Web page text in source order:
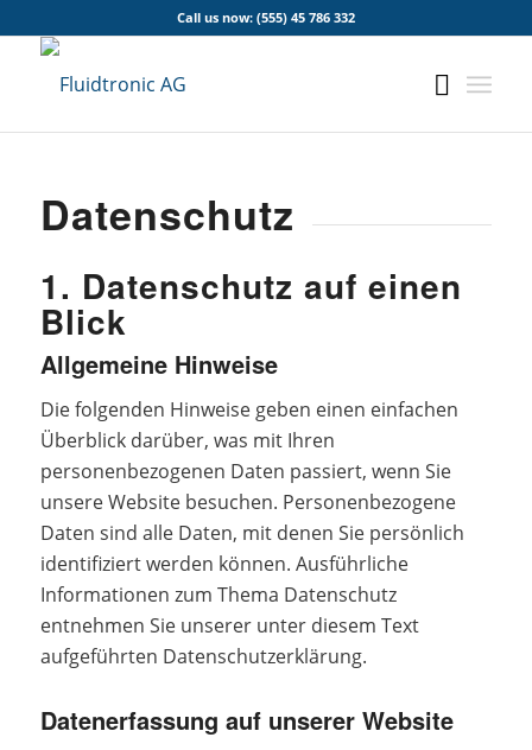
Call us now: (555) 45 786 332
Datenschutz
1. Datenschutz auf einen
Blick
Allgemeine Hinweise
Die folgenden Hinweise geben einen einfachen
Überblick darüber, was mit Ihren
personenbezogenen Daten passiert, wenn Sie
unsere Website besuchen. Personenbezogene
Daten sind alle Daten, mit denen Sie persönlich
identifiziert werden können. Ausführliche
Informationen zum Thema Datenschutz
entnehmen Sie unserer unter diesem Text
aufgeführten Datenschutzerklärung.
Datenerfassung auf unserer Website